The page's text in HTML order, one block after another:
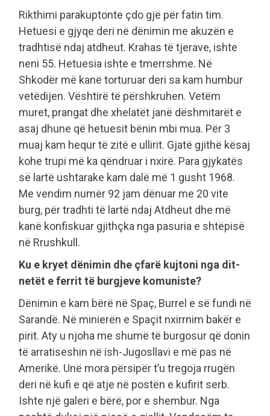
Rikthimi parakuptonte çdo gjë për fatin tim.
Hetuesi e gjyqe deri në dënimin me akuzën e
tradhtisë ndaj atdheut. Krahas të tjerave, ishte
neni 55. Hetuesia ishte e tmerrshme. Në
Shkodër më kanë torturuar deri sa kam humbur
vetëdijen. Vështirë të përshkruhen. Vetëm
muret, prangat dhe xhelatët janë dëshmitarët e
asaj dhune që hetuesit bënin mbi mua. Për 3
muaj kam hequr të zitë e ullirit. Gjatë gjithë kësaj
kohe trupi më ka qëndruar i nxirë. Para gjykatës
së lartë ushtarake kam dalë më 1 gusht 1968.
Me vendim numër 92 jam dënuar me 20 vite
burg, për tradhti të lartë ndaj Atdheut dhe më
kanë konfiskuar gjithçka nga pasuria e shtëpisë
në Rrushkull.
Ku e kryet dënimin dhe çfarë kujtoni nga dit-
netët e ferrit të burgjeve komuniste?
Dënimin e kam bërë në Spaç, Burrel e së fundi në
Sarandë. Në minierën e Spaçit nxirrnim bakër e
pirit. Aty u njoha me shumë të burgosur që donin
të arratiseshin në ish-Jugosllavi e më pas në
Amerikë. Unë mora përsipër t’u tregoja rrugën
deri në kufi e që atje në postën e kufirit serb.
Ishte një galeri e bërë, por e shembur. Nga